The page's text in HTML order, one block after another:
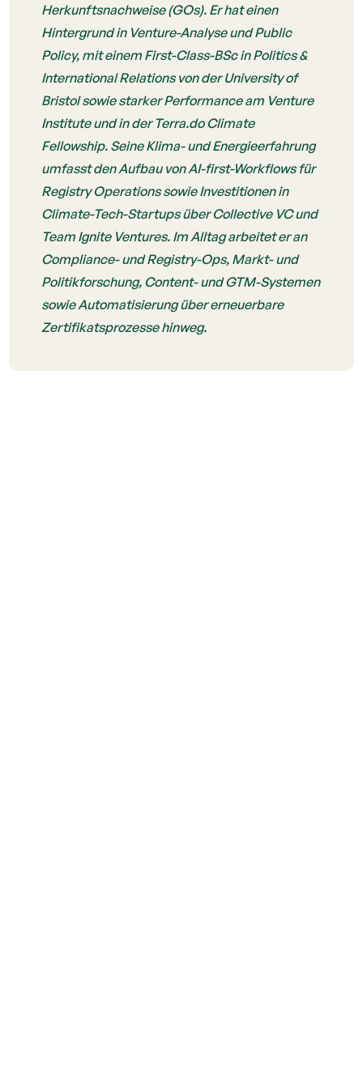
Herkunftsnachweise (GOs). Er hat einen
Hintergrund in Venture-Analyse und Public
Policy, mit einem First-Class-BSc in Politics &
International Relations von der University of
Bristol sowie starker Performance am Venture
Institute und in der Terra.do Climate
Fellowship. Seine Klima- und Energieerfahrung
umfasst den Aufbau von AI-first-Workflows für
Registry Operations sowie Investitionen in
Climate-Tech-Startups über Collective VC und
Team Ignite Ventures. Im Alltag arbeitet er an
Compliance- und Registry-Ops, Markt- und
Politikforschung, Content- und GTM-Systemen
sowie Automatisierung über erneuerbare
Zertifikatsprozesse hinweg.